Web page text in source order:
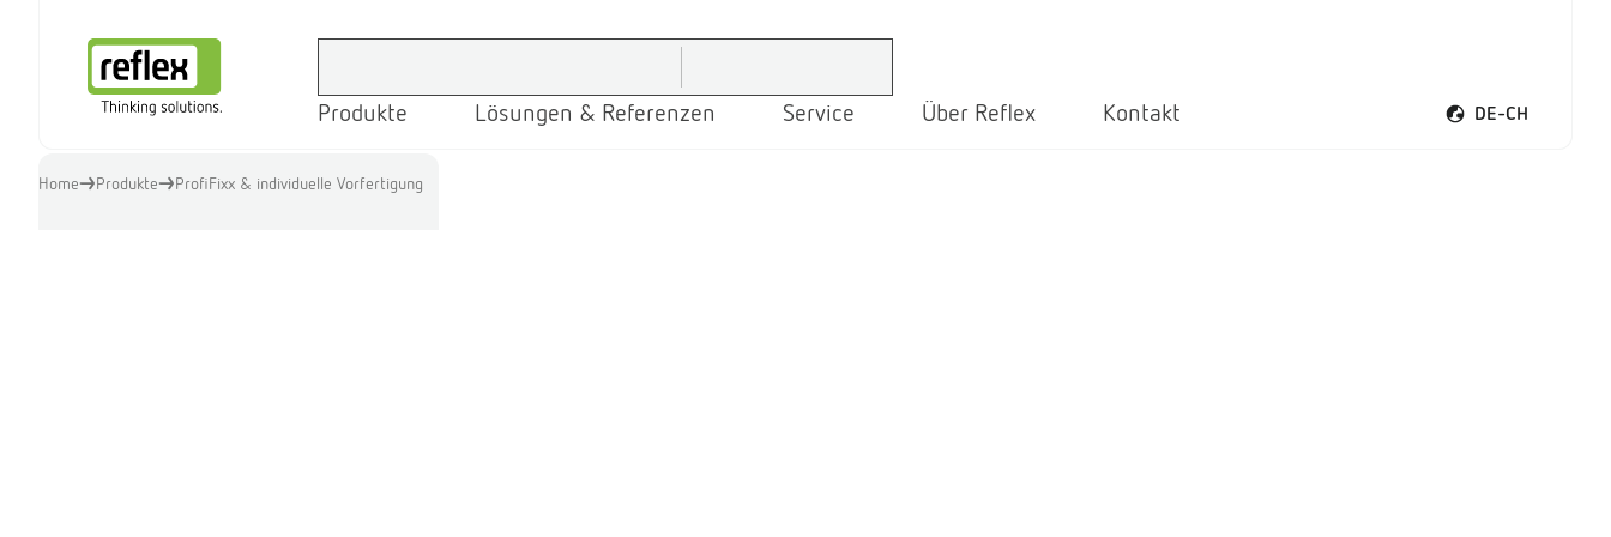
Produkte Lösungen & Referenzen Service Über Reflex Kontakt DE-CH
Sprachmenü öffnen
Home Produkte ProfiFixx & individuelle Vorfertigung